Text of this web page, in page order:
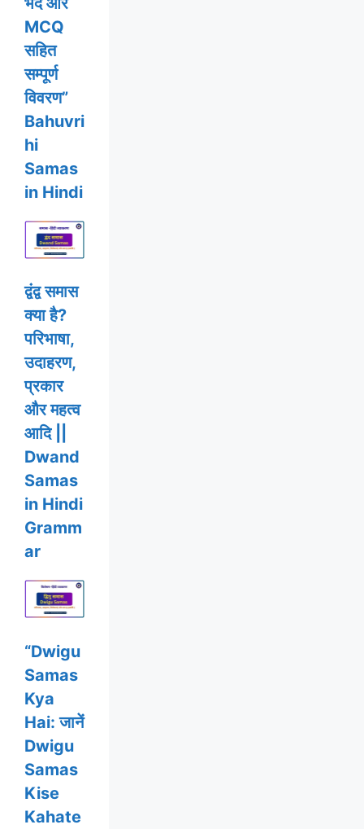
MCQ
सहित
सम्पूर्ण
विवरण”
Bahuvri
hi
Samas
in Hindi
द्वंद्व समास
क्या है?
परिभाषा,
उदाहरण,
प्रकार
और महत्व
आदि ||
Dwand
Samas
in Hindi
Gramm
ar
“Dwigu
Samas
Kya
Hai: जानें
Dwigu
Samas
Kise
Kahate